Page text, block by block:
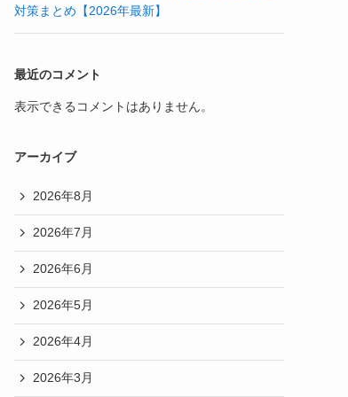
対策まとめ【2026年最新】
最近のコメント
表示できるコメントはありません。
アーカイブ
2026年8月
2026年7月
2026年6月
2026年5月
2026年4月
2026年3月